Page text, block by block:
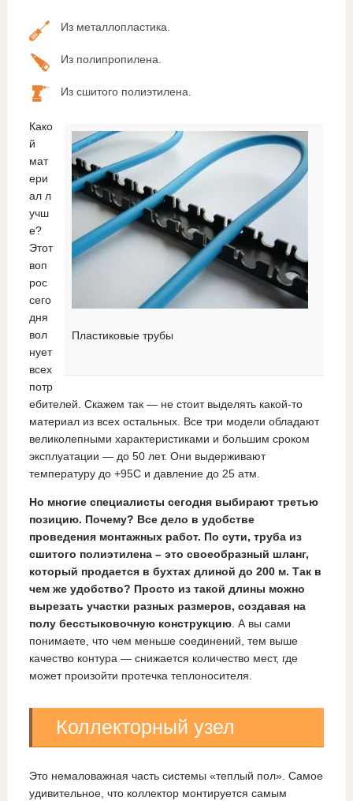
Из металлопластика.
Из полипропилена.
Из сшитого полиэтилена.
Пластиковые трубы
Како
й
мат
ери
ал л
учш
е?
Этот
воп
рос
сего
дня
вол
нует
всех
потр
ебителей. Скажем так — не стоит выделять какой-то
материал из всех остальных. Все три модели обладают
великолепными характеристиками и большим сроком
эксплуатации — до 50 лет. Они выдерживают
температуру до +95С и давление до 25 атм.
Но многие специалисты сегодня выбирают третью
позицию. Почему? Все дело в удобстве
проведения монтажных работ. По сути, труба из
сшитого полиэтилена – это своеобразный шланг,
который продается в бухтах длиной до 200 м. Так в
чем же удобство? Просто из такой длины можно
вырезать участки разных размеров, создавая на
полу бесстыковочную конструкцию. А вы сами
понимаете, что чем меньше соединений, тем выше
качество контура — снижается количество мест, где
может произойти протечка теплоносителя.
Коллекторный узел
Это немаловажная часть системы «теплый пол». Самое
удивительное, что коллектор монтируется самым